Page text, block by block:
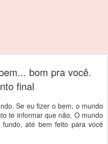
bom pra você.
final
Se eu fizer o bem, o mundo
te informar que não. O mundo
até bem feito para você